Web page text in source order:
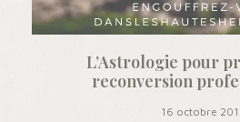
L’Astrologie pour
reconversion
16 octobre